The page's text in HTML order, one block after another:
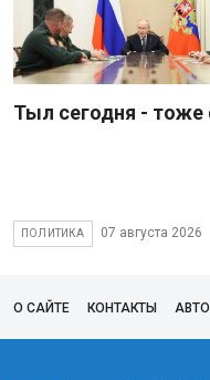
Тыл сегодня - тоже
ПОЛИТИКА 07 августа 2026
О САЙТЕ КОНТАКТЫ